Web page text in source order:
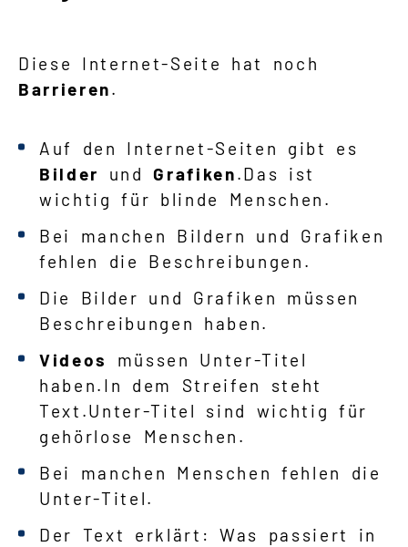
Diese Internet-Seite hat noch
Barrieren.
Auf den Internet-Seiten gibt es
Bilder
undGrafiken.Das ist
wichtig für blinde Menschen.
Bei manchen Bildern und Grafiken
fehlen die Beschreibungen.
Die Bilder und Grafiken müssen
Beschreibungen haben.
Videos
müssen Unter-Titel
haben.In dem Streifen steht
Text.Unter-Titel sind wichtig für
gehörlose Menschen.
Bei manchen Menschen fehlen die
Unter-Titel.
Der Text erklärt: Was passiert in